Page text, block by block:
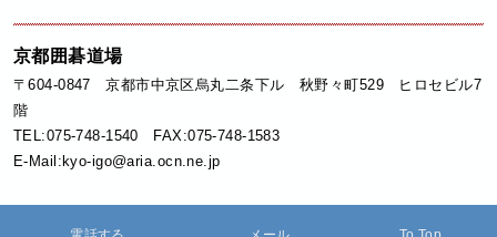
京都囲碁道場
〒604-0847 京都市中京区烏丸二条下ル 秋野々町529 ヒロセビル7
階
TEL:075-748-1540 FAX:075-748-1583
E-Mail:kyo-igo@aria.ocn.ne.jp